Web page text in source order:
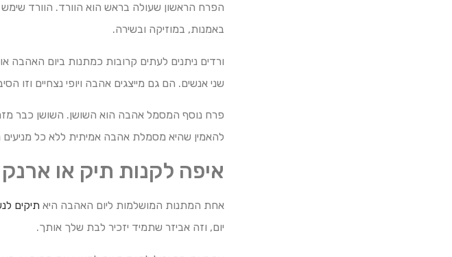
הפרח הראשון שעולה בראש הוא הוורד. הוורד
באמנות, במוזיקה ובשירה.
ורדים ניתנים לעתים קרובות כמתנות ביום האהבה
שני אנשים. הם גם מייצגים אהבה ויופי נצחיים וזו
פרח נוסף המסמל אהבה הוא השושן. השושן כבר
להאמין שהיא מסמלת אהבה אמיתית ללא כל מניעים
איפה לקנות תיק או
אחת המתנות המושלמות ליום האהבה היא תיקים
יום, וזה אביזר שתמיד יזכיר לבת שלך אותך.